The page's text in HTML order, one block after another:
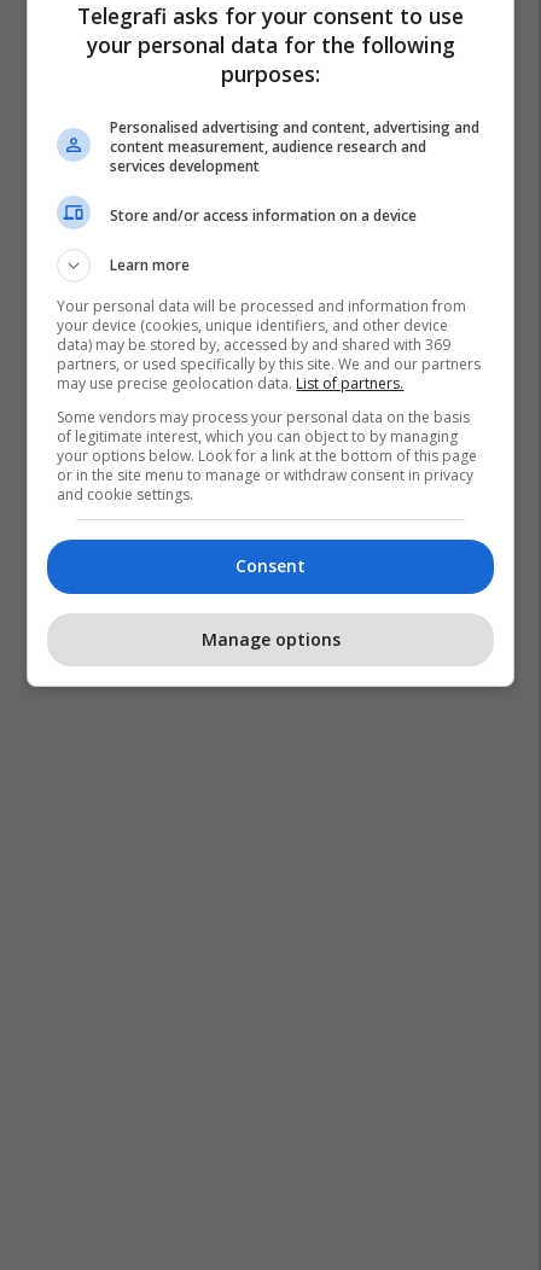
Telegrafi asks for your consent to use
your personal data for the following
purposes:
Personalised advertising and content, advertising and
content measurement, audience research and
services development
Store and/or access information on a device
Learn more
Your personal data will be processed and information from
your device (cookies, unique identifiers, and other device
data) may be stored by, accessed by and shared with 369
partners, or used specifically by this site. We and our partners
may use precise geolocation data. List of partners.
Some vendors may process your personal data on the basis
of legitimate interest, which you can object to by managing
your options below. Look for a link at the bottom of this page
or in the site menu to manage or withdraw consent in privacy
and cookie settings.
Consent
Manage options